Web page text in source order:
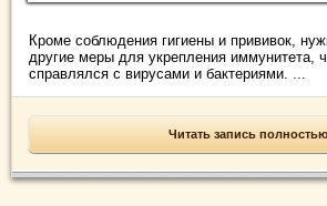
Кроме соблюдения гигиены и прививок,
другие меры для укрепления иммунитета,
справлялся с вирусами и бактериями. ...
Читать запись полностью